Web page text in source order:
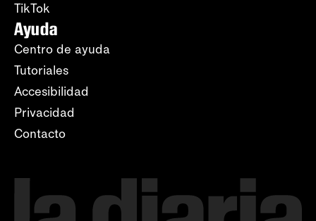
TikTok
Ayuda
Centro de ayuda
Tutoriales
Accesibilidad
Privacidad
Contacto